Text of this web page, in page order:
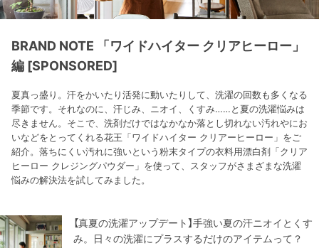
BRAND NOTE 「ワイドハイター クリアヒーロー」
編 [SPONSORED]
夏真っ盛り。汗をかいたり活発に動いたりして、洗濯の回数も多くなる
季節です。それなのに、汗じみ、ニオイ、くすみ……と夏の洗濯悩みは
尽きません。そこで、洗剤だけではなかなか落とし切れない汚れやにお
いなどをとってくれる花王「ワイドハイター クリアーヒーロー」をご
紹介。落ちにくい汚れに強いという粉末タイプの衣料用漂白剤「クリア
ヒーロー クレジングパウダー」を使って、スタッフがさまざまな洗濯
悩みの解決法を試してみました。
【真夏の洗濯アップデート】手強い夏の汗ニオイとくす
み。日々の洗濯にプラスするだけのアイテムって？